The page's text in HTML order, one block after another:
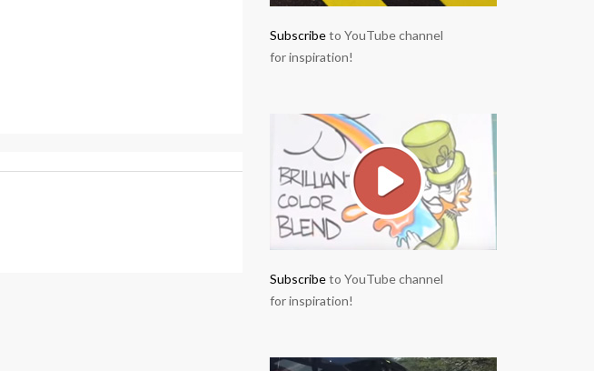
Subscribeto YouTube channel
for inspiration!
Subscribeto YouTube channel
for inspiration!